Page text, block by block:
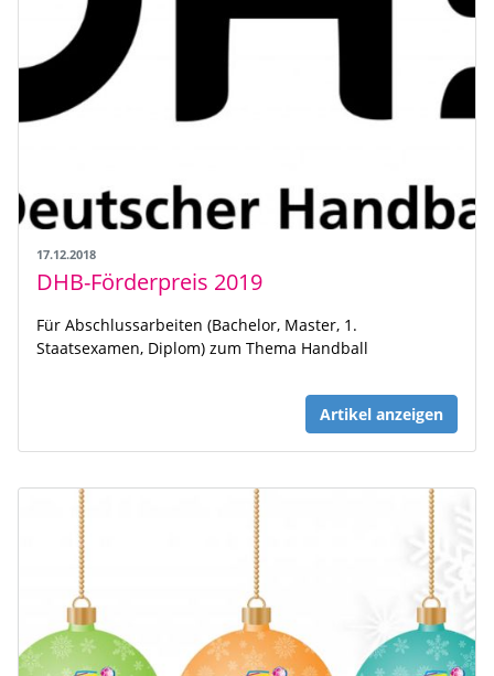
17.12.2018
DHB-Förderpreis 2019
Für Abschlussarbeiten (Bachelor, Master, 1.
Staatsexamen, Diplom) zum Thema Handball
Artikel anzeigen